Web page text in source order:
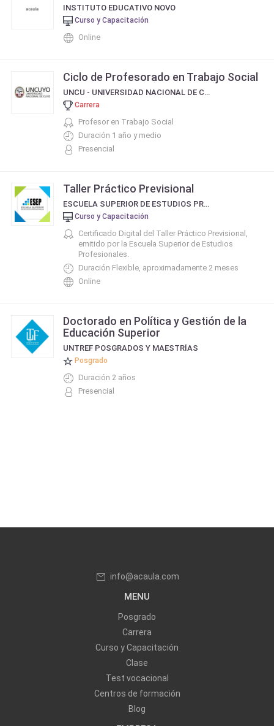
INSTITUTO EDUCATIVO NOVO
Curso y Capacitación
Online
Ciclo de Profesorado en Trabajo Social
UNCU - UNIVERSIDAD NACIONAL DE CUYO
Carrera
Profesor en Trabajo Social
Duración 1 año y medio
Presencial
Taller Práctico Previsional
ESCUELA SUPERIOR DE ESTUDIOS PROFESIONALES - ESEP
Curso y Capacitación
Certificado Digital del Taller Práctico Previsional,
emitido por la Escuela Superior de Estudios
Profesionales.
Duración Flexible, aproximadamente 2 meses
Online
Doctorado en Política y Gestión de la
Educación Superior
UNTREF POSGRADOS Y MAESTRÍAS
Posgrado
Duración 2 años
Presencial
info@acaula.com
MENU
Posgrado
Carrera
Curso y Capacitación
Clase
Test vocacional
Centros de formación
Blog